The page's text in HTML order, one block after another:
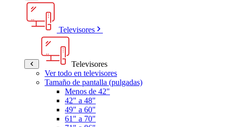
Televisores
Televisores
Ver todo en televisores
Tamaño de pantalla (pulgadas)
Menos de 42"
42" a 48"
49" a 60"
61" a 70"